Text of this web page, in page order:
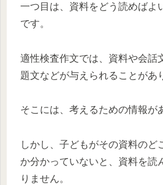
一つ目は、資料をどう読めばよ
です。
適性検査作文では、資料や会話
題文などが与えられることがあ
そこには、考えるための情報が
しかし、子どもがその資料のど
か分かっていないと、資料を読
りません。